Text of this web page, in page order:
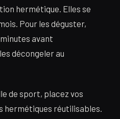
hermétique. Elles se
Pour les déguster,
avant
décongeler au
de sport, placez vos
hermétiques réutilisables.